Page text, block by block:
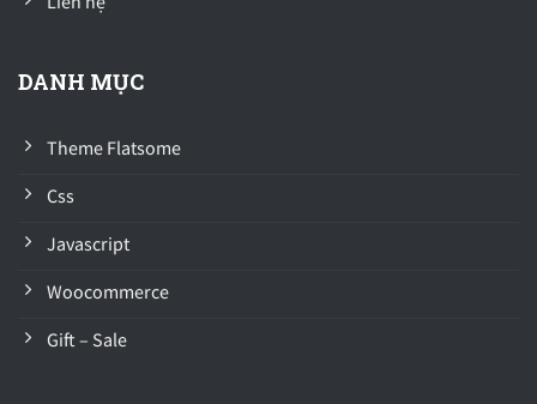
DANH MỤC
Theme Flatsome
Css
Javascript
Woocommerce
Gift – Sale